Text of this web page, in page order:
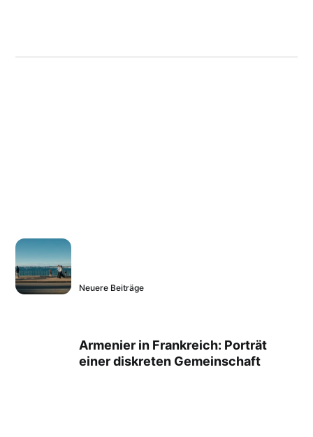
Neuere Beiträge
Armenier in Frankreich: Porträt
einer diskreten Gemeinschaft